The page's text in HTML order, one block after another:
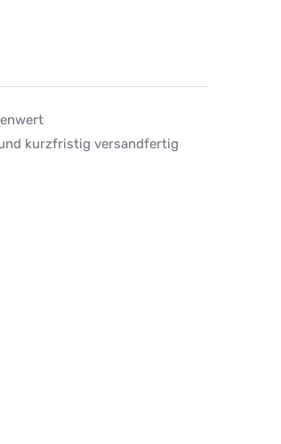
kurzfristig versandfertig